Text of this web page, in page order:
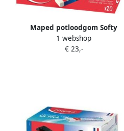
Maped potloodgom Softy
medium formaat doos van 20
stuks
1 webshop
€ 23,-